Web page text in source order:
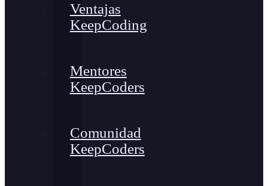
Ventajas
KeepCoding
Mentores
KeepCoders
Comunidad
KeepCoders